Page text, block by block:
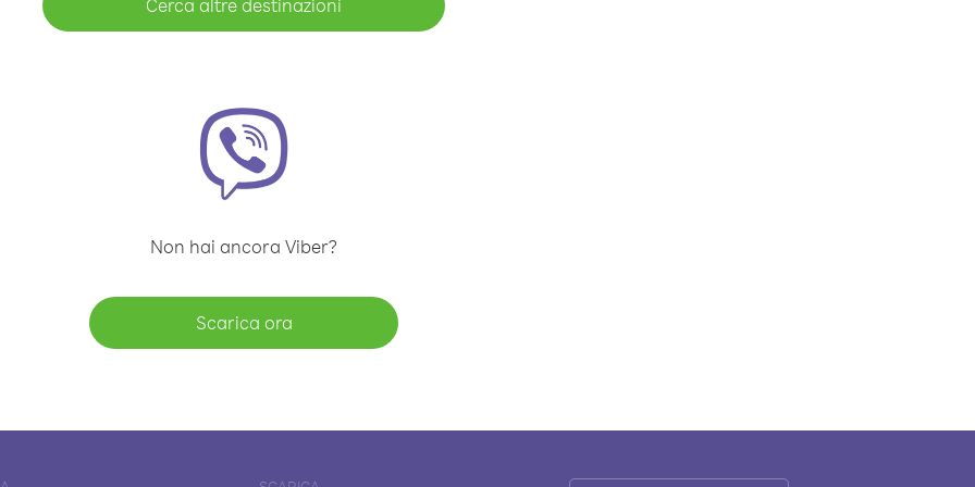
Cerca altre destinazioni
Non hai ancora Viber?
Scarica ora